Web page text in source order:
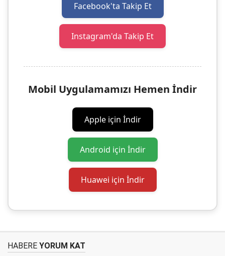
Facebook'ta Takip Et
Instagram'da Takip Et
Mobil Uygulamamızı Hemen İndir
Apple için İndir
Android için İndir
Huawei için İndir
HABERE YORUM KAT